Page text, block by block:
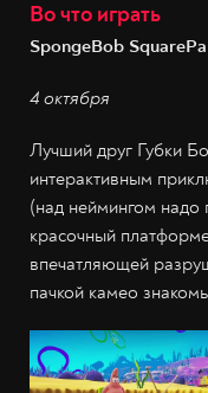
Во что играть
SpongeBob
4 октября
Лучший друг Губки
интерактивным
(над неймингом надо
красочный
впечатляющей
пачкой камео